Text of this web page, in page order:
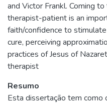
and Victor Frankl. Coming
therapist-patient is an
faith/confidence to
cure, perceiving
practices of Jesus of
therapist
Resumo
Esta dissertação tem